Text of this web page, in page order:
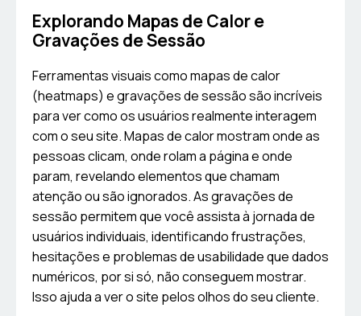
Explorando Mapas de Calor e
Gravações de Sessão
Ferramentas visuais como mapas de calor
(heatmaps) e gravações de sessão são incríveis
para ver como os usuários realmente interagem
com o seu site. Mapas de calor mostram onde as
pessoas clicam, onde rolam a página e onde
param, revelando elementos que chamam
atenção ou são ignorados. As gravações de
sessão permitem que você assista à jornada de
usuários individuais, identificando frustrações,
hesitações e problemas de usabilidade que dados
numéricos, por si só, não conseguem mostrar.
Isso ajuda a ver o site pelos olhos do seu cliente.